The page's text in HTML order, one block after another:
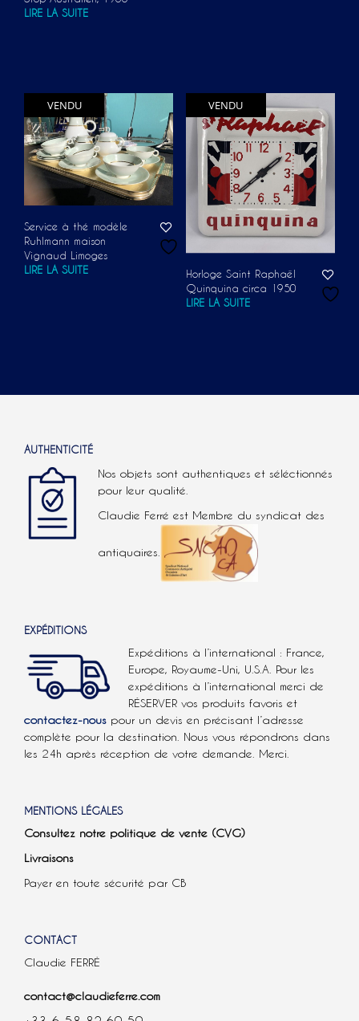
LIRE LA SUITE
VENDU
Service à thé modèle
Ruhlmann maison
Vignaud Limoges
LIRE LA SUITE
VENDU
Horloge Saint Raphaël
Quinquina circa 1950
LIRE LA SUITE
AUTHENTICITÉ
Nos objets sont authentiques et séléctionnés
pour leur qualité.
Claudie Ferré est Membre du syndicat des
antiquaires.
EXPÉDITIONS
Expéditions à l’international : France,
Europe, Royaume-Uni, U.S.A. Pour les
expéditions à l’international merci de
RÉSERVER vos produits favoris et
contactez-nous pour un devis en précisant l’adresse
complète pour la destination. Nous vous répondrons dans
les 24h après réception de votre demande. Merci.
MENTIONS LÉGALES
Consultez notre politique de vente (CVG)
Livraisons
Payer en toute sécurité par CB
CONTACT
Claudie FERRÉ
contact@claudieferre.com